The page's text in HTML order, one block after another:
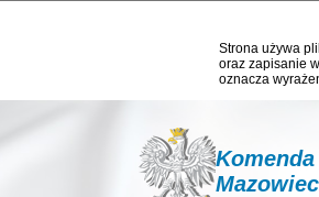
Strona używa
oraz zapisanie
oznacza